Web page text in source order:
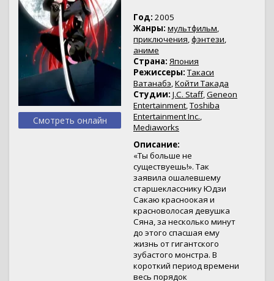
Смотреть онлайн
Год: 2005
Жанры: мультфильм,
приключения,фэнтези,
аниме
Страна: Япония
Режиссеры: Такаси
Ватанабэ,Койти Такада
Студии: J.C. Staff,Geneon
Entertainment,Toshiba
Entertainment Inc.,
Mediaworks
Описание:
«Ты больше не
существуешь!». Так
заявила ошалевшему
старшекласснику Юдзи
Сакаю красноокая и
красноволосая девушка
Сяна, за несколько минут
до этого спасшая ему
жизнь от гигантского
зубастого монстра. В
короткий период времени
весь порядок